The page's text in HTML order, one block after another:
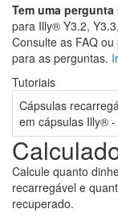
Tem uma pergunta
para Illy® Y3.2,
Consulte as FAQ
para as perguntas.
Tutoriais
Cápsulas
em cápsulas Illy®
Calcule quanto
recarregável e
recuperado.